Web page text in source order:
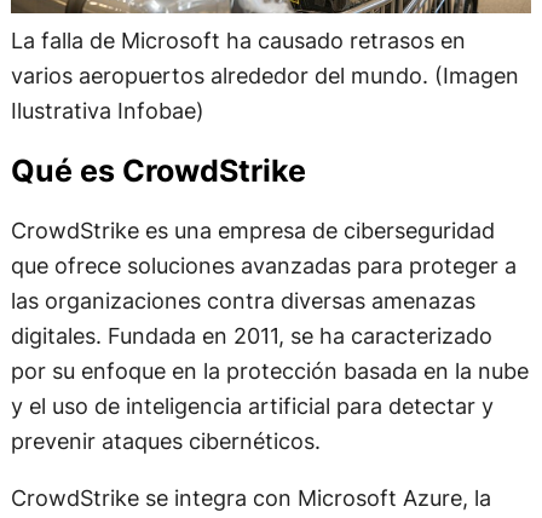
La falla de Microsoft ha causado retrasos en
varios aeropuertos alrededor del mundo. (Imagen
Ilustrativa Infobae)
Qué es CrowdStrike
CrowdStrike es una empresa de ciberseguridad
que ofrece soluciones avanzadas para proteger a
las organizaciones contra diversas amenazas
digitales. Fundada en 2011, se ha caracterizado
por su enfoque en la protección basada en la nube
y el uso de inteligencia artificial para detectar y
prevenir ataques cibernéticos.
CrowdStrike se integra con Microsoft Azure, la